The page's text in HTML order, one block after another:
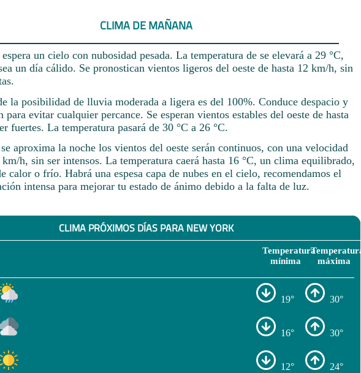
CLIMA DE MAÑANA
un cielo con nubosidad pesada. La temperatura de se elevará a 29 °C,
un día cálido. Se pronostican vientos ligeros del oeste de hasta 12 km/h, sin
la posibilidad de lluvia moderada a ligera es del 100%. Conduce despacio y
para evitar cualquier percance. Se esperan vientos estables del oeste de hasta
fuertes. La temperatura pasará de 30 °C a 26 °C.
aproxima la noche los vientos del oeste serán continuos, con una velocidad
h, sin ser intensos. La temperatura caerá hasta 16 °C, un clima equilibrado,
calor o frío. Habrá una espesa capa de nubes en el cielo, recomendamos el
intensa para mejorar tu estado de ánimo debido a la falta de luz.
CLIMA PRÓXIMOS DÍAS PARA NEW YORK
Temperatura
mínima
Temperatura
máxima
19° 30°
16° 30°
12° 24°